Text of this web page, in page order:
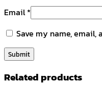
Email*
Save my name,
Related products